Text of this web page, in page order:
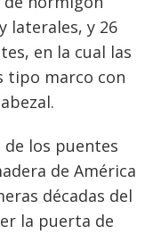
laterales, y 26
en la cual las
tipo marco con
de los puentes
de América
décadas del
la puerta de